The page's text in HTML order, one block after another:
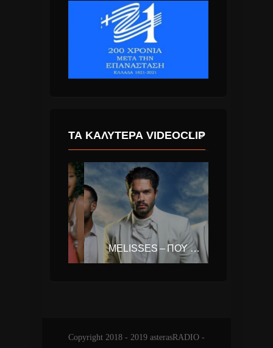
ΤΑ ΚΑΛΎΤΕΡΑ VIDEOCLIP
MELISSES – ΠΟΥ ‘ΝΑΙ Η ΑΓΆΠΗ
Copyright 2018 - 2019 asterasRADIO -